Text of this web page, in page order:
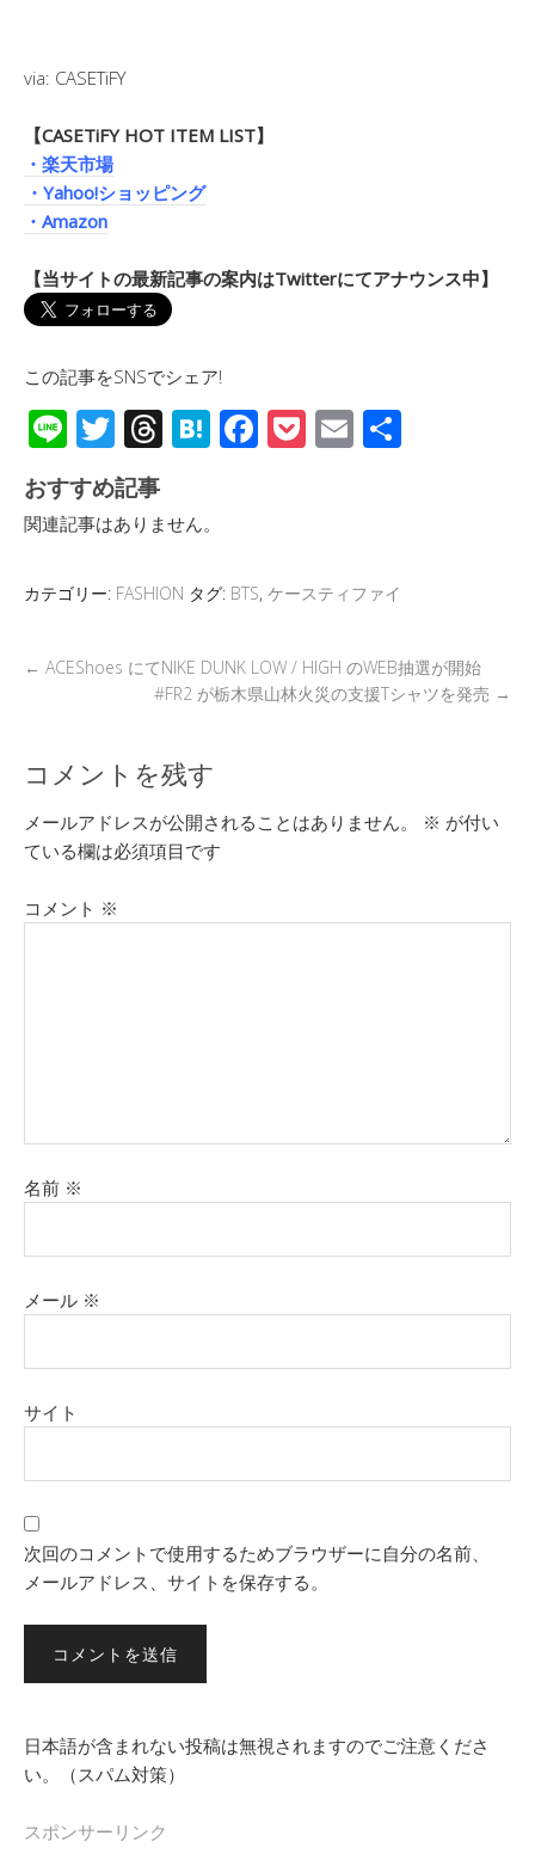
via: CASETiFY
【CASETiFY HOT ITEM LIST】
・楽天市場
・Yahoo!ショッピング
・Amazon
【当サイトの最新記事の案内はTwitterにてアナウンス中】
この記事をSNSでシェア!
Li
n
e
T
wi
tt
er
T
hr
e
a
d
H
at
a
F
ac
o
o
k
P
o
E
m
おすすめ記事
関連記事はありません。
カテゴリー: FASHION タグ: BTS, ケースティファイ
← ACEShoes にてNIKE DUNK LOW / HIGH のWEB抽選が開始
#FR2 が栃木県山林火災の支援Tシャツを発売 →
コメントを残す
メールアドレスが公開されることはありません。 ※ が付い
ている欄は必須項目です
コメント ※
名前 ※
メール ※
サイト
次回のコメントで使用するためブラウザーに自分の名前、
メールアドレス、サイトを保存する。
日本語が含まれない投稿は無視されますのでご注意くださ
い。（スパム対策）
スポンサーリンク